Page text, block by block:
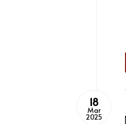
18
Mar
2025